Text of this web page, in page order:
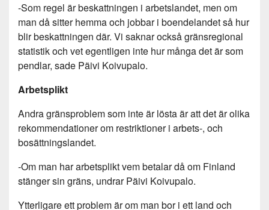
-Som regel är beskattningen i arbetslandet, men om
man då sitter hemma och jobbar i boendelandet så hur
blir beskattningen där. Vi saknar också gränsregional
statistik och vet egentligen inte hur många det är som
pendlar, sade Päivi Koivupalo.
Arbetsplikt
Andra gränsproblem som inte är lösta är att det är olika
rekommendationer om restriktioner i arbets-, och
bosättningslandet.
-Om man har arbetsplikt vem betalar då om Finland
stänger sin gräns, undrar Päivi Koivupalo.
Ytterligare ett problem är om man bor i ett land och